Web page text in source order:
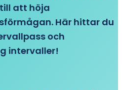
att höja
Här hittar du
och
intervaller!